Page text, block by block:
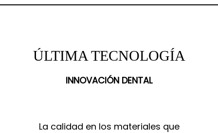
ÚLTIMA TECNOLOGÍA
INNOVACIÓN DENTAL
La calidad en los materiales que